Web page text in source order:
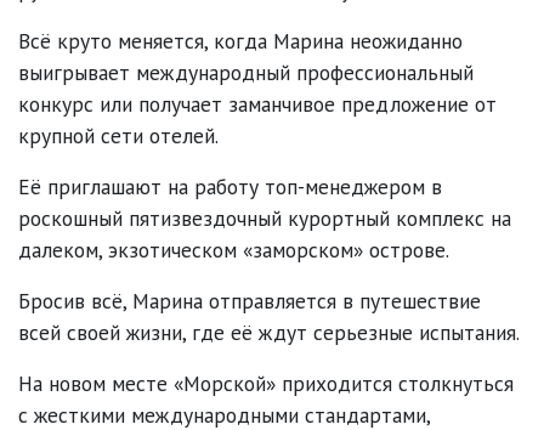
Всё круто меняется, когда Марина неожиданно
выигрывает международный профессиональный
конкурс или получает заманчивое предложение от
крупной сети отелей.
Её приглашают на работу топ-менеджером в
роскошный пятизвездочный курортный комплекс на
далеком, экзотическом «заморском» острове.
Бросив всё, Марина отправляется в путешествие
всей своей жизни, где её ждут серьезные испытания.
На новом месте «Морской» приходится столкнуться
с жесткими международными стандартами,